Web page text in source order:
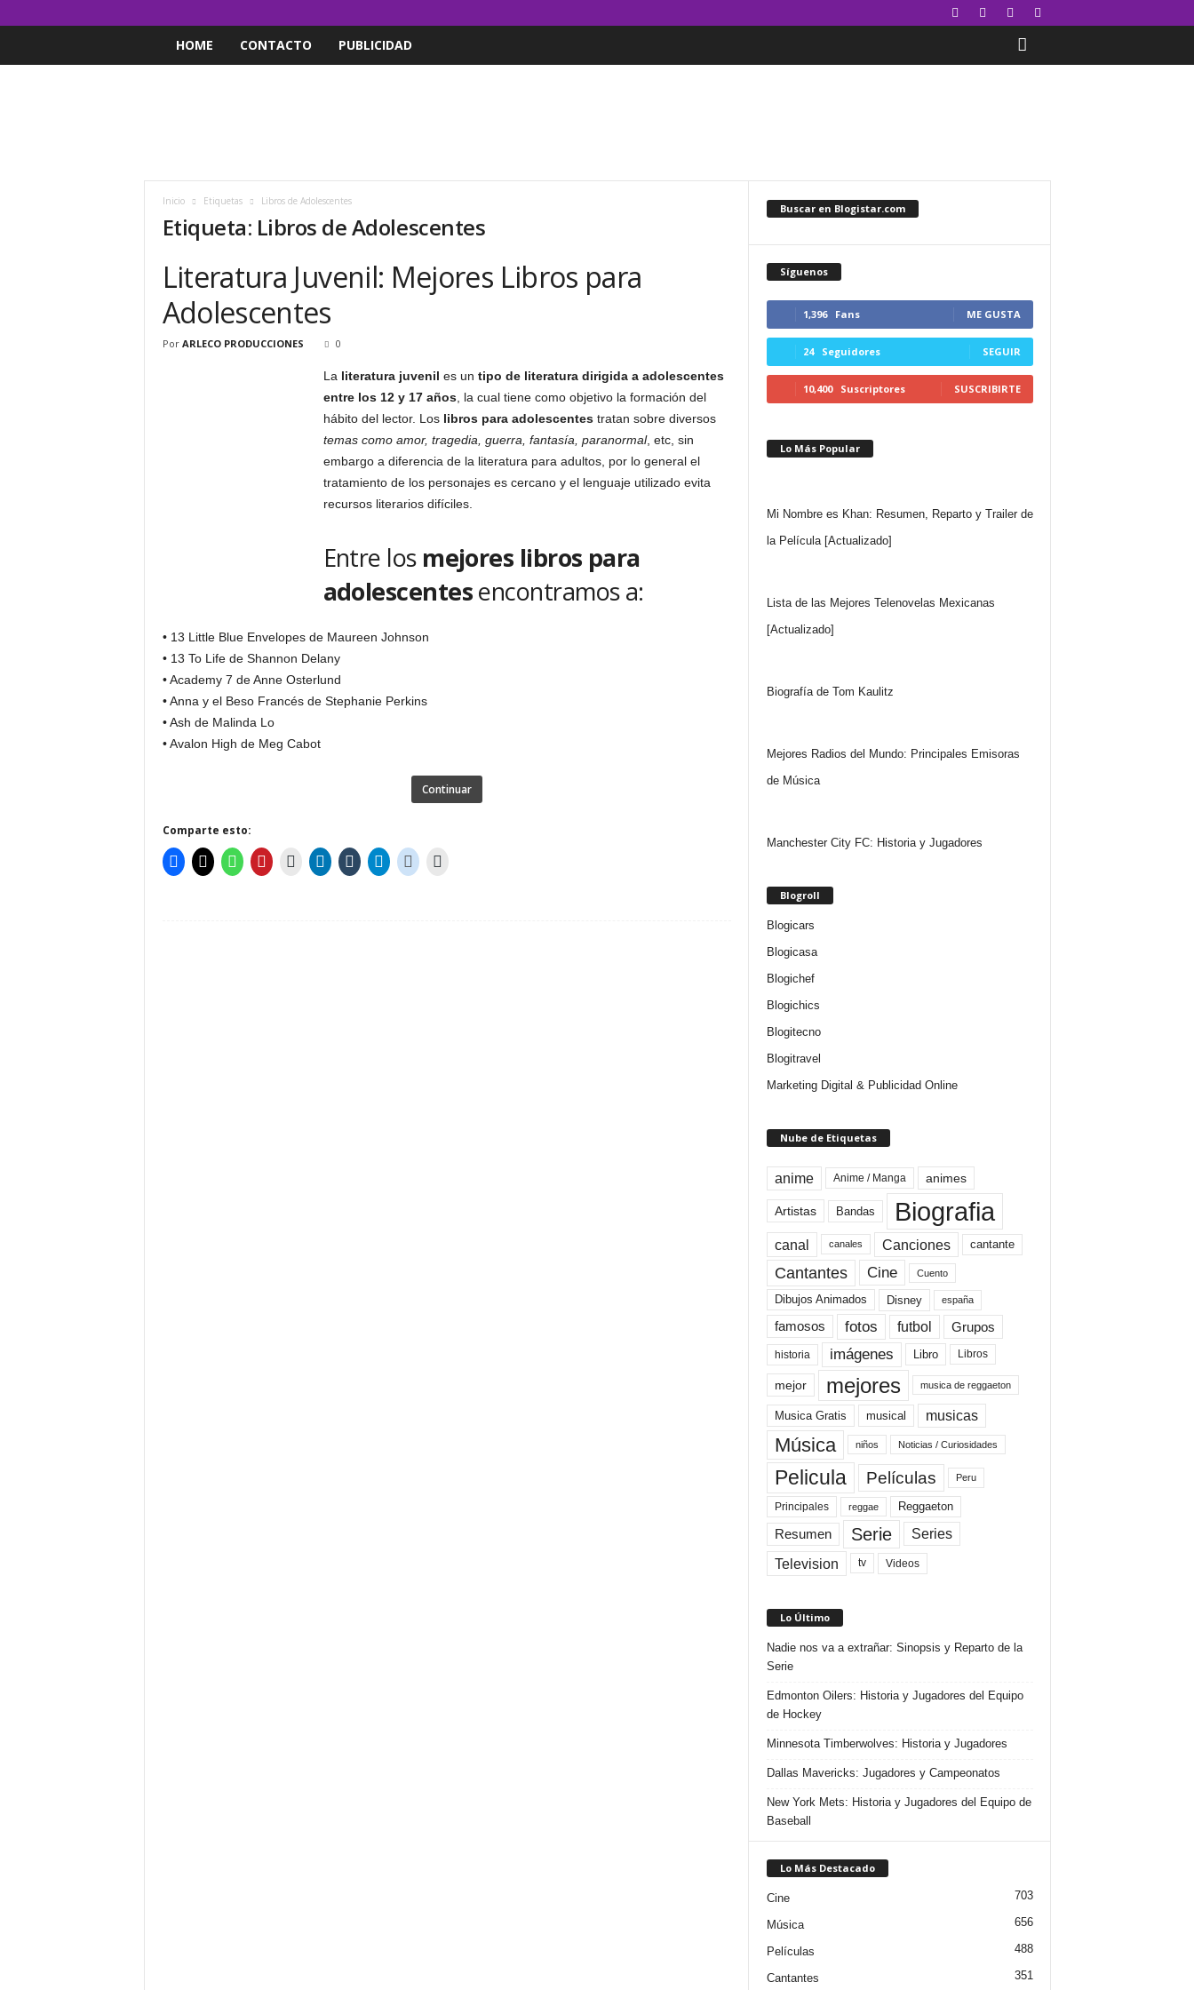
HOME CONTACTO PUBLICIDAD
Inicio Etiquetas Libros de Adolescentes
Etiqueta: Libros de Adolescentes
Literatura Juvenil: Mejores Libros para
Adolescentes
Por ARLECO PRODUCCIONES 0
La literatura juvenil es un tipo de literatura dirigida a adolescentes
entre los 12 y 17 años, la cual tiene como objetivo la formación del
hábito del lector. Los libros para adolescentestratan sobre diversos
temas como amor, tragedia, guerra, fantasía, paranormal, etc, sin
embargo a diferencia de la literatura para adultos, por lo general el
tratamiento de los personajes es cercano y el lenguaje utilizado evita
recursos literarios difíciles.
Entre los mejores libros para
adolescentesencontramos a:
• 13 Little Blue Envelopes de Maureen Johnson
• 13 To Life de Shannon Delany
• Academy 7 de Anne Osterlund
• Anna y el Beso Francés de Stephanie Perkins
• Ash de Malinda Lo
• Avalon High de Meg Cabot
Continuar
Comparte esto:
Buscar en Blogistar.com
Síguenos
1,396 Fans ME GUSTA
24 Seguidores SEGUIR
10,400 Suscriptores SUSCRIBIRTE
Lo Más Popular
Mi Nombre es Khan: Resumen, Reparto y Trailer de
la Película [Actualizado]
Lista de las Mejores Telenovelas Mexicanas
[Actualizado]
Biografía de Tom Kaulitz
Mejores Radios del Mundo: Principales Emisoras
de Música
Manchester City FC: Historia y Jugadores
Blogroll
Blogicars
Blogicasa
Blogichef
Blogichics
Blogitecno
Blogitravel
Marketing Digital & Publicidad Online
Nube de Etiquetas
anime Anime / Manga animes
Artistas Bandas Biografia
canal canales Canciones cantante
Cantantes Cine Cuento
Dibujos Animados Disney españa
famosos fotos futbol Grupos
historia imágenes Libro Libros
mejor mejores musica de reggaeton
Musica Gratis musical musicas
Música niños Noticias / Curiosidades
Pelicula Películas Peru
Principales reggae Reggaeton
Resumen Serie Series
Television tv Videos
Lo Último
Nadie nos va a extrañar: Sinopsis y Reparto de la
Serie
Edmonton Oilers: Historia y Jugadores del Equipo
de Hockey
Minnesota Timberwolves: Historia y Jugadores
Dallas Mavericks: Jugadores y Campeonatos
New York Mets: Historia y Jugadores del Equipo de
Baseball
Lo Más Destacado
Cine 703
Música 656
Películas 488
Cantantes 351